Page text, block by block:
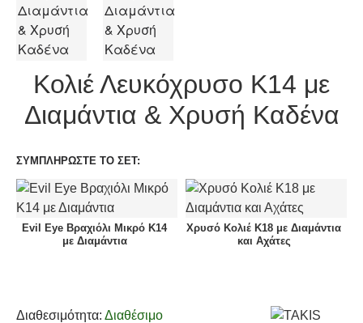
Κολιέ Λευκόχρυσο Κ14 με
Διαμάντια & Χρυσή Καδένα
Διαθεσιμότητα: Διαθέσιμο
ΣΥΜΠΛΗΡΩΣΤΕ ΤΟ ΣΕΤ:
Evil Eye Βραχιόλι Μικρό Κ14
με Διαμάντια
Xρυσό Kολιέ Κ18 με Διαμάντια
και Αχάτες